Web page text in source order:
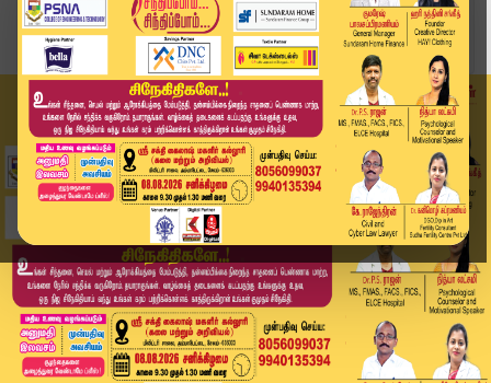
Home
வீடியோ ஸ்டோரி
#JustNow | என்ன ஆனது போராட்டம்?.. எப்பவும் போல ...